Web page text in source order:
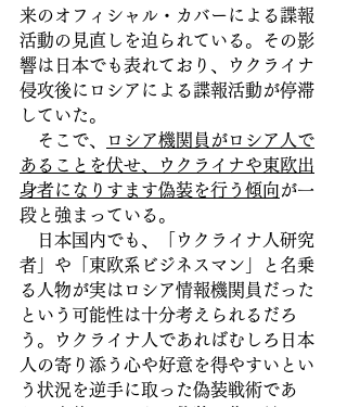
来のオフィシャル・カバーによる諜報
活動の見直しを迫られている。その影
響は日本でも表れており、ウクライナ
侵攻後にロシアによる諜報活動が停滞
していた。
そこで、
ロシア機関員がロシア人で
あることを伏せ、ウクライナや東欧出
身者になりすます偽装を行う傾向が一
段と強まっている。
日本国内でも、「ウクライナ人研究
者」や「東欧系ビジネスマン」と名乗
る人物が実はロシア情報機関員だった
という可能性は十分考えられるだろ
う。ウクライナ人であればむしろ日本
人の寄り添う心や好意を得やすいとい
う状況を逆手に取った偽装戦術であ